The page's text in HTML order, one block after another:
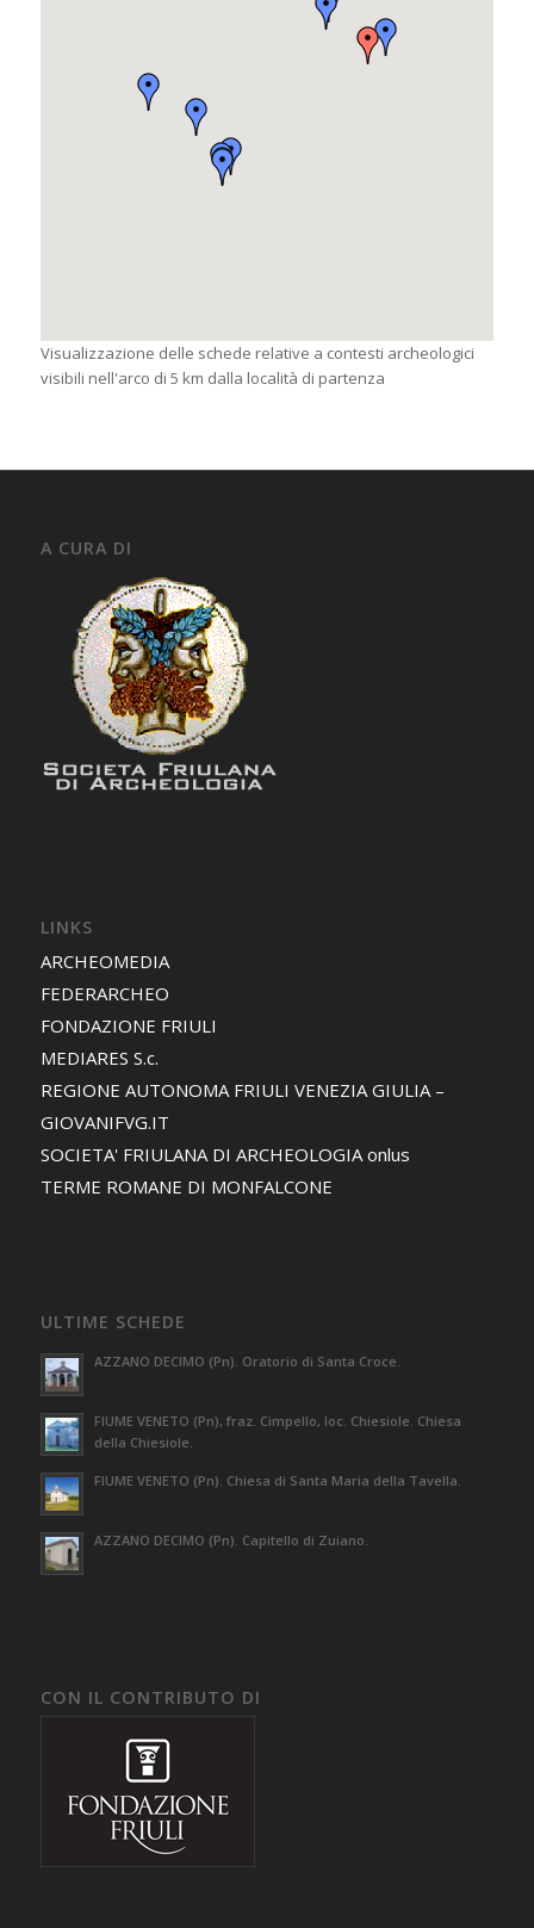
Visualizzazione delle schede relative a contesti archeologici
visibili nell'arco di 5 km dalla località di partenza
A CURA DI
LINKS
ARCHEOMEDIA
FEDERARCHEO
FONDAZIONE FRIULI
MEDIARES S.c.
REGIONE AUTONOMA FRIULI VENEZIA GIULIA –
GIOVANIFVG.IT
SOCIETA' FRIULANA DI ARCHEOLOGIA onlus
TERME ROMANE DI MONFALCONE
ULTIME SCHEDE
AZZANO DECIMO (Pn). Oratorio di Santa Croce.
FIUME VENETO (Pn), fraz. Cimpello, loc. Chiesiole. Chiesa
della Chiesiole.
FIUME VENETO (Pn). Chiesa di Santa Maria della Tavella.
AZZANO DECIMO (Pn). Capitello di Zuiano.
CON IL CONTRIBUTO DI